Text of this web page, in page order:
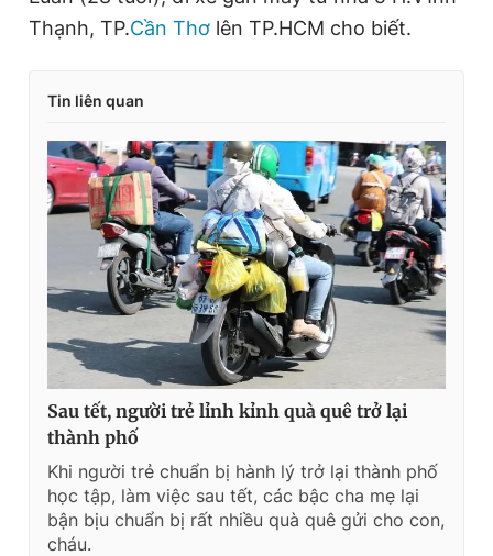
Thạnh, TP.Cần Thơ lên TP.HCM cho biết.
Tin liên quan
Sau tết, người trẻ lỉnh kỉnh quà quê trở lại
thành phố
Khi người trẻ chuẩn bị hành lý trở lại thành phố
học tập, làm việc sau tết, các bậc cha mẹ lại
bận bịu chuẩn bị rất nhiều quà quê gửi cho con,
cháu.